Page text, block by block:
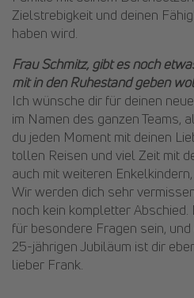
Zielstrebigkeit und deinen
haben wird.
Frau Schmitz, gibt es noch
mit in den Ruhestand geben
Ich wünsche dir für deinen
im Namen des ganzen Teams,
du jeden Moment mit deinen
tollen Reisen und viel Zeit mit
auch mit weiteren
Wir werden dich sehr
noch kein kompletter
für besondere Fragen sein,
25-jährigen Jubiläum ist dir
lieber Frank.